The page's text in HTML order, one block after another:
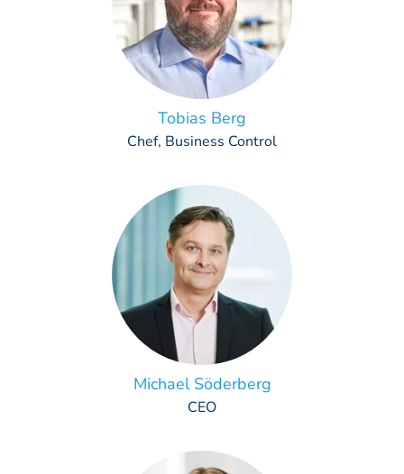
Tobias Berg
Chef, Business Control
Michael Söderberg
CEO